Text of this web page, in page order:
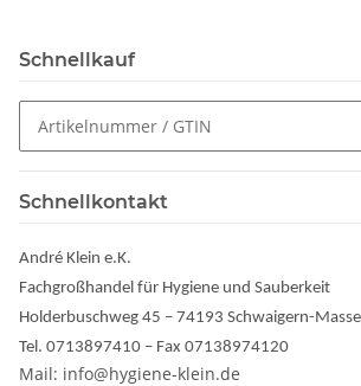
Schnellkauf
Schnellkontakt
André Klein e.K.
Fachgroßhandel für Hygiene und Sauberkeit
Holderbuschweg 45 – 74193 Schwaigern-
Tel. 0713897410 – Fax 07138974120
Mail: info@hygiene-klein.de